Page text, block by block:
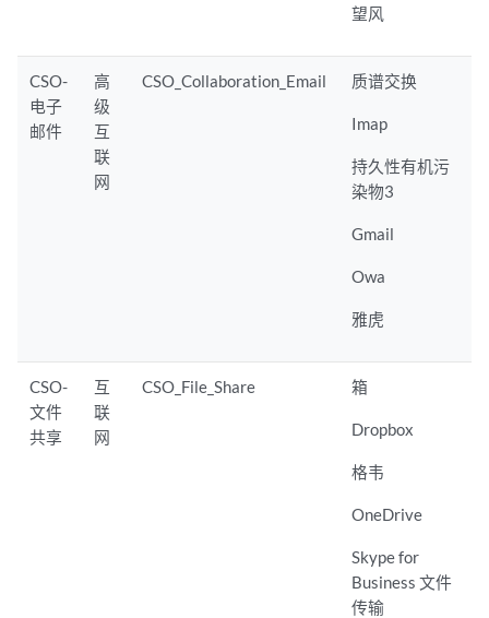
望风
CSO-
电子
邮件
高
级
互
联
网
CSO_Collaboration_Email 质谱交换
Imap
持久性有机污
染物3
Gmail
Owa
雅虎
CSO-
文件
共享
互
联
网
CSO_File_Share 箱
Dropbox
格韦
OneDrive
Skype for
Business 文件
传输